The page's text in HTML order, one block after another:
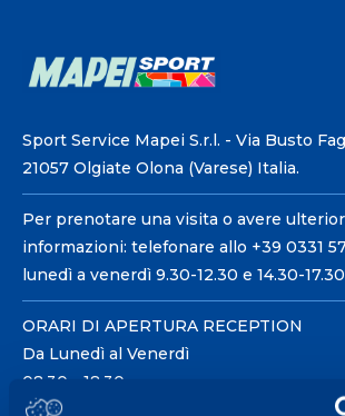
Sport Service Mapei S.r.l. - Via Busto
21057 Olgiate Olona (Varese) Italia.
Per prenotare una visita o avere
informazioni: telefonare allo +39 0331
lunedì a venerdì 9.30-12.30 e 14.30-
ORARI DI APERTURA RECEPTION
Da Lunedì al Venerdì
08.30 - 18.30